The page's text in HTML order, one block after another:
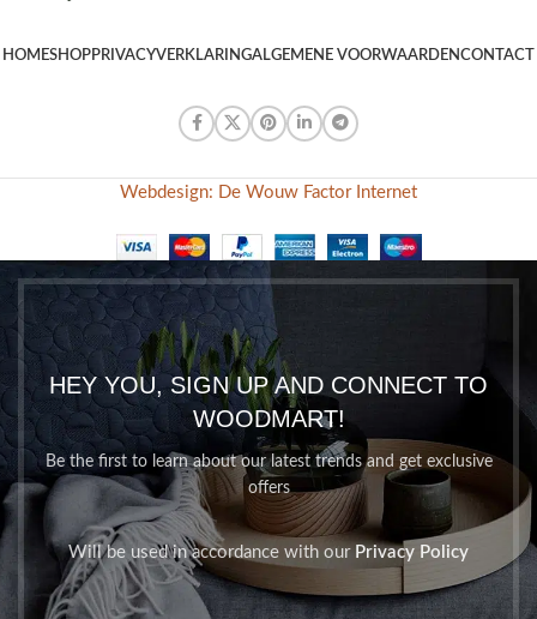
HOMESHOPPRIVACYVERKLARINGALGEMENE VOORWAARDENCONTACT
Webdesign: De Wouw Factor Internet
HEY YOU, SIGN UP AND CONNECT TO
WOODMART!
Be the first to learn about our latest trends and get exclusive
offers
Will be used in accordance with our Privacy Policy